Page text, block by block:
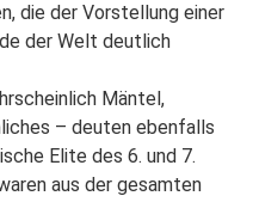
die der Vorstellung einer
der Welt deutlich
Mäntel,
– deuten ebenfalls
Elite des 6. und 7.
aus der gesamten